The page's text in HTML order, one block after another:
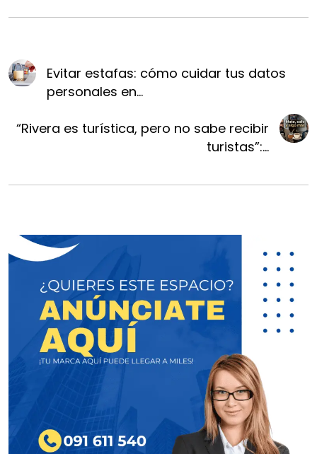
Evitar estafas: cómo cuidar tus datos
personales en...
“Rivera es turística, pero no sabe recibir
turistas”:...